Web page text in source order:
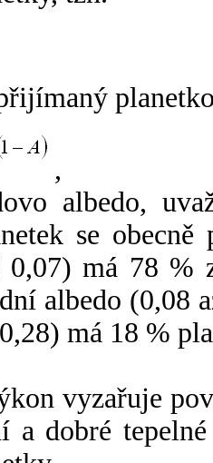
,
albedo,
se
0,07) má 78 %
albedo (0,08
má 18 %
vyzařuje
a dobré